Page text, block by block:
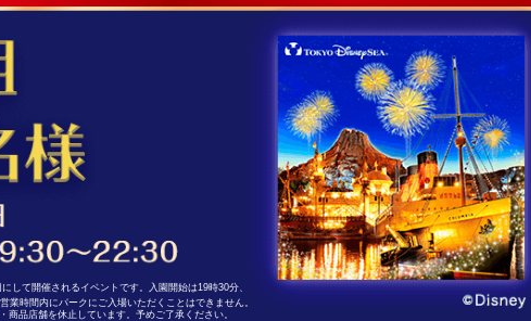
して開催されるイベントです。入園開始は19時30分、
業時間内にパークにご入場いただくことはできません。
品店舗を休止しています。予めご了承ください。